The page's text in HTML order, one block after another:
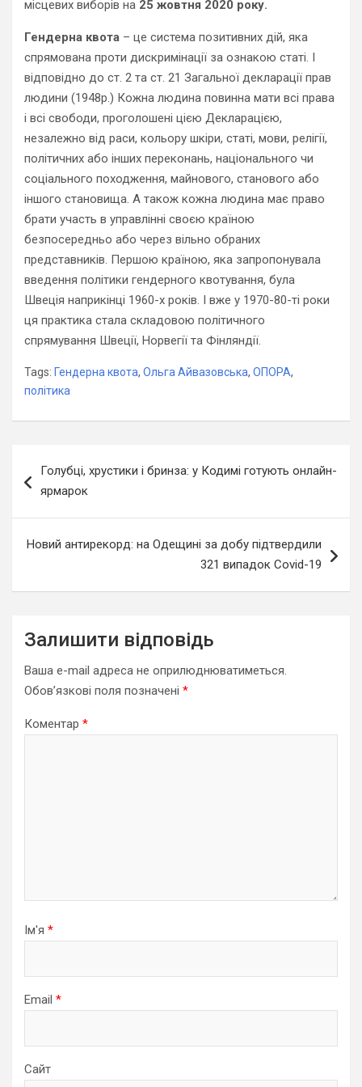
місцевих виборів на 25 жовтня 2020 року.
Гендерна квота – це система позитивних дій, яка
спрямована проти дискримінації за ознакою статі. І
відповідно до ст. 2 та ст. 21 Загальної декларації прав
людини (1948р.) Кожна людина повинна мати всi права
i всi свободи, проголошенi цiєю Декларацiєю,
незалежно вiд раси, кольору шкiри, статi, мови, релiгiї,
полiтичних або iнших переконань, нацiонального чи
соцiального походження, майнового, станового або
іншого становища. А також кожна людина має право
брати участь в управлiннi своєю країною
безпосередньо або через вільно обраних
представників. Першою країною, яка запропонувала
введення політики гендерного квотування, була
Швеція наприкінці 1960-х років. І вже у 1970-80-ті роки
ця практика стала складовою політичного
спрямування Швеції, Норвегії та Фінляндії.
Tags: Гендерна квота, Ольга Айвазовська, ОПОРА,
політика
записів
Голубці, хрустики і бринза: у Кодимі готують онлайн-
ярмарок
Новий антирекорд: на Одещині за добу підтвердили
321 випадок Covid-19
Залишити відповідь
Ваша e-mail адреса не оприлюднюватиметься.
Обов’язкові поля позначені *
Коментар *
Ім'я *
Email *
Сайт